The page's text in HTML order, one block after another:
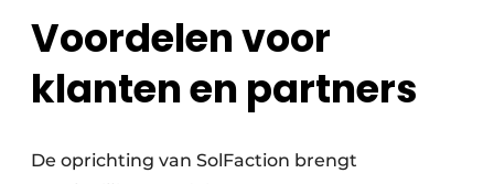
Voordelen voor
klanten en partners
De oprichting van SolFaction brengt